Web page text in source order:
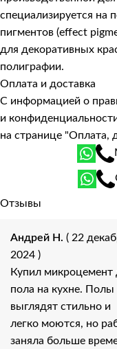
специализируется на
пигментов (effect
для декоративных
полиграфии.
Оплата и доставка
С информацией о
и
на странице "Оплата,
Отзывы
Андрей Н. ( 22
2024 )
Купил микроцемент
пола на кухне. Полы
выглядят стильно и
легко моются, но
заняла больше